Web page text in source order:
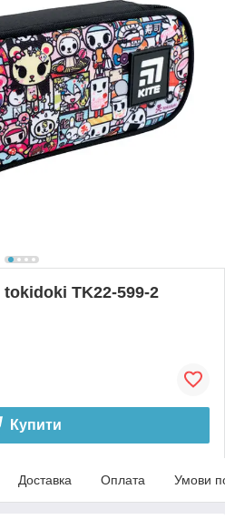
TK22-599-2
Купити
Доставка Оплата Умови